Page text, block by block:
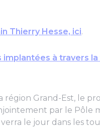
Thierry Hesse, ici.
à travers la
région Grand-Est, le
par le Pôle
le jour dans les